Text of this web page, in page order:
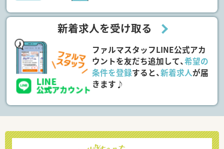
新着求人を受け取る
ファルマスタッフLINE公式アカ
ウントを友だち追加して、希望の
条件を登録すると、新着求人が届
きます♪